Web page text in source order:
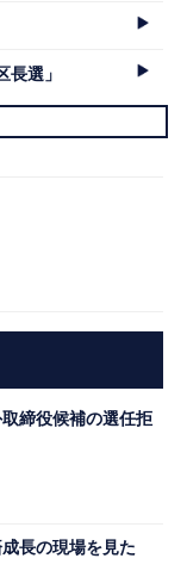
選」
締役候補の選任拒
長の現場を見た